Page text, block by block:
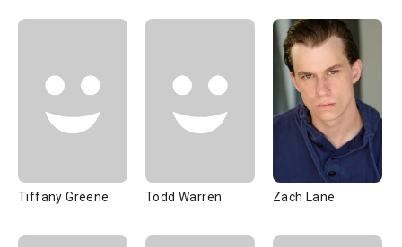
Tiffany Greene Todd Warren Zach Lane